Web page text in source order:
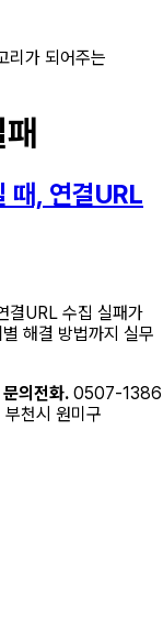
리가 되어주는
때, 연결URL
결URL 수집 실패가
해결 방법까지 실무
문의전화. 0507-
부천시 원미구